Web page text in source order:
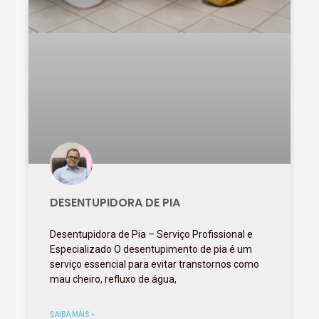
DESENTUPIDORA DE PIA
Desentupidora de Pia – Serviço Profissional e
Especializado O desentupimento de pia é um
serviço essencial para evitar transtornos como
mau cheiro, refluxo de água,
SAIBA MAIS »